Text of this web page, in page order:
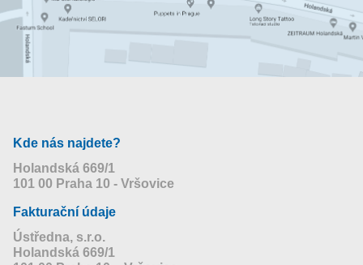
Kde nás najdete?
Holandská 669/1
101 00 Praha 10 - Vršovice
Fakturační údaje
Ústředna, s.r.o.
Holandská 669/1